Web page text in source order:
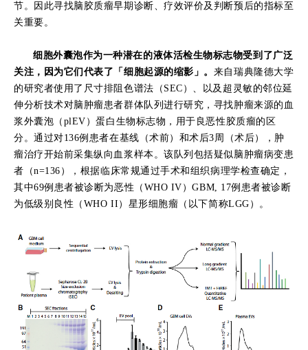
节。因此寻找脑胶质瘤早期诊断、疗效评价及判断预后的指标至
关重要。
细胞外囊泡作为一种潜在的液体活检生物标志物受到了广泛
关注，因为它们代表了「细胞起源的缩影」。 来自瑞典隆德大学
的研究者使用了尺寸排阻色谱法（SEC）、以及超灵敏的邻位延
伸分析技术对脑肿瘤患者群体队列进行研究，寻找肿瘤来源的血
浆外囊泡（plEV）蛋白生物标志物，用于良恶性胶质瘤的区
分。通过对136例患者在基线（术前）和术后3周（术后），肿
瘤治疗开始前采集纵向血浆样本。该队列包括疑似脑肿瘤病变患
者（n=136），根据临床常规通过手术和组织病理学检查确定，
其中69例患者被诊断为恶性（WHO IV）GBM, 17例患者被诊断
为低级别良性（WHO II）星形细胞瘤（以下简称LGG）。